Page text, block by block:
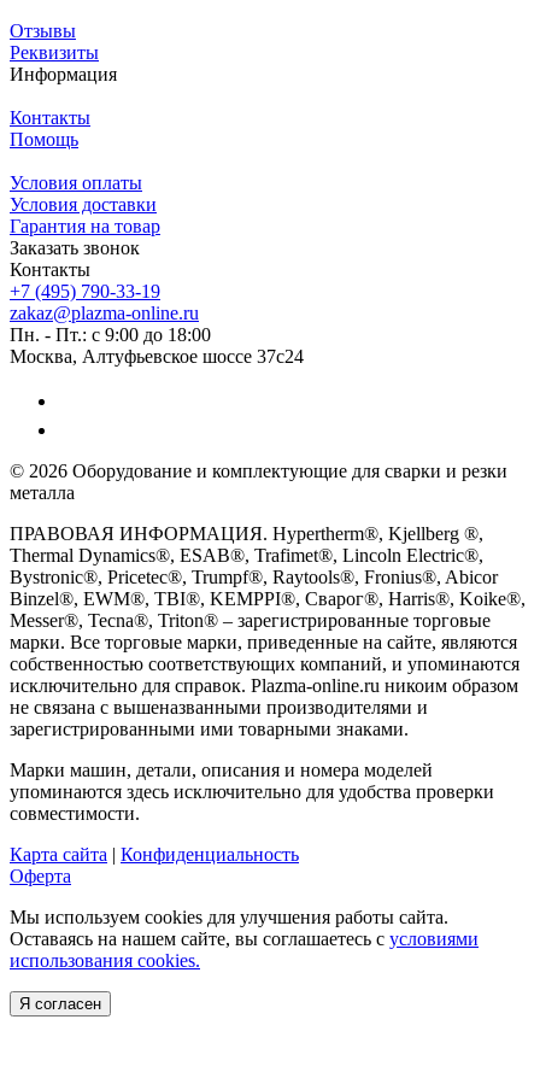
Отзывы
Реквизиты
Информация
Контакты
Помощь
Условия оплаты
Условия доставки
Гарантия на товар
Заказать звонок
Контакты
+7 (495) 790-33-19
zakaz@plazma-online.ru
Пн. - Пт.: с 9:00 до 18:00
Москва, Алтуфьевское шоссе 37с24
© 2026 Оборудование и комплектующие для сварки и резки
металла
ПРАВОВАЯ ИНФОРМАЦИЯ. Hypertherm®, Kjellberg ®,
Thermal Dynamics®, ESAB®, Trafimet®, Lincoln Electric®,
Bystronic®, Pricetec®, Trumpf®, Raytools®, Fronius®, Abicor
Binzel®, EWM®, TBI®, KEMPPI®, Сварог®, Harris®, Koike®,
Messer®, Tecna®, Triton® – зарегистрированные торговые
марки. Все торговые марки, приведенные на сайте, являются
собственностью соответствующих компаний, и упоминаются
исключительно для справок. Plazma-online.ru никоим образом
не связана с вышеназванными производителями и
зарегистрированными ими товарными знаками.
Марки машин, детали, описания и номера моделей
упоминаются здесь исключительно для удобства проверки
совместимости.
Карта сайта | Конфиденциальность
Оферта
Мы используем cookies для улучшения работы сайта.
Оставаясь на нашем сайте, вы соглашаетесь с условиями
использования cookies.
Я согласен